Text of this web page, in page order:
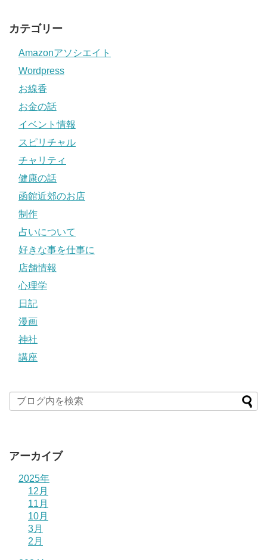
カテゴリー
Amazonアソシエイト
Wordpress
お線香
お金の話
イベント情報
スピリチャル
チャリティ
健康の話
函館近郊のお店
制作
占いについて
好きな事を仕事に
店舗情報
心理学
日記
漫画
神社
講座
アーカイブ
2025年
12月
11月
10月
3月
2月